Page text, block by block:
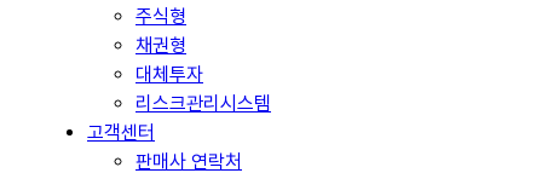
주식형
채권형
대체투자
리스크관리시스템
고객센터
판매사 연락처